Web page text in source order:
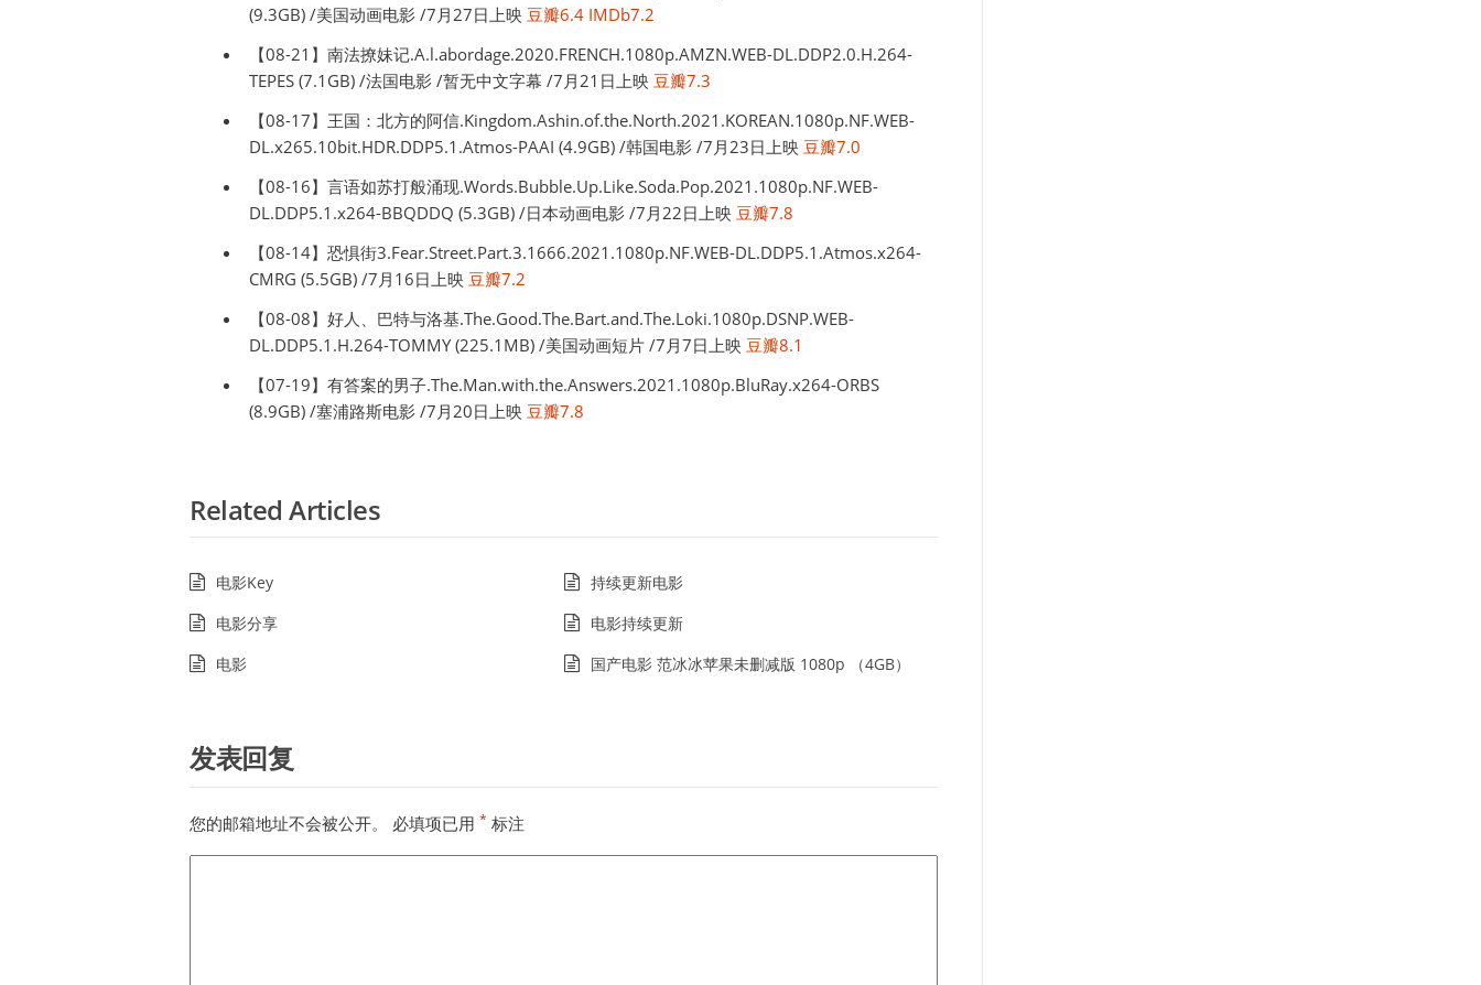
(9.3GB) /美国动画电影 /7月27日上映 豆瓣6.4 IMDb7.2
【08-21】南法撩妹记.A.l.abordage.2020.FRENCH.1080p.AMZN.WEB-DL.DDP2.0.H.264-
TEPES (7.1GB) /法国电影 /暂无中文字幕 /7月21日上映 豆瓣7.3
【08-17】王国：北方的阿信.Kingdom.Ashin.of.the.North.2021.KOREAN.1080p.NF.WEB-
DL.x265.10bit.HDR.DDP5.1.Atmos-PAAI (4.9GB) /韩国电影 /7月23日上映 豆瓣7.0
【08-16】言语如苏打般涌现.Words.Bubble.Up.Like.Soda.Pop.2021.1080p.NF.WEB-
DL.DDP5.1.x264-BBQDDQ (5.3GB) /日本动画电影 /7月22日上映 豆瓣7.8
【08-14】恐惧街3.Fear.Street.Part.3.1666.2021.1080p.NF.WEB-DL.DDP5.1.Atmos.x264-
CMRG (5.5GB) /7月16日上映 豆瓣7.2
【08-08】好人、巴特与洛基.The.Good.The.Bart.and.The.Loki.1080p.DSNP.WEB-
DL.DDP5.1.H.264-TOMMY (225.1MB) /美国动画短片 /7月7日上映 豆瓣8.1
【07-19】有答案的男子.The.Man.with.the.Answers.2021.1080p.BluRay.x264-ORBS
(8.9GB) /塞浦路斯电影 /7月20日上映 豆瓣7.8
Related Articles
电影Key
持续更新电影
电影分享
电影持续更新
电影
国产电影 范冰冰苹果未删减版 1080p （4GB）
发表回复
您的邮箱地址不会被公开。 必填项已用 * 标注